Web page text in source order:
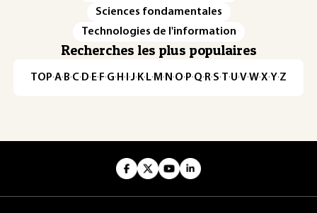
Sciences fondamentales
Technologies de l'information
Recherches les plus populaires
TOP·A·B·C· D· E· F·G· H · ·J· K· L· M · N ·O· P·Q· R·S·T·U·V·W·X·Y·Z